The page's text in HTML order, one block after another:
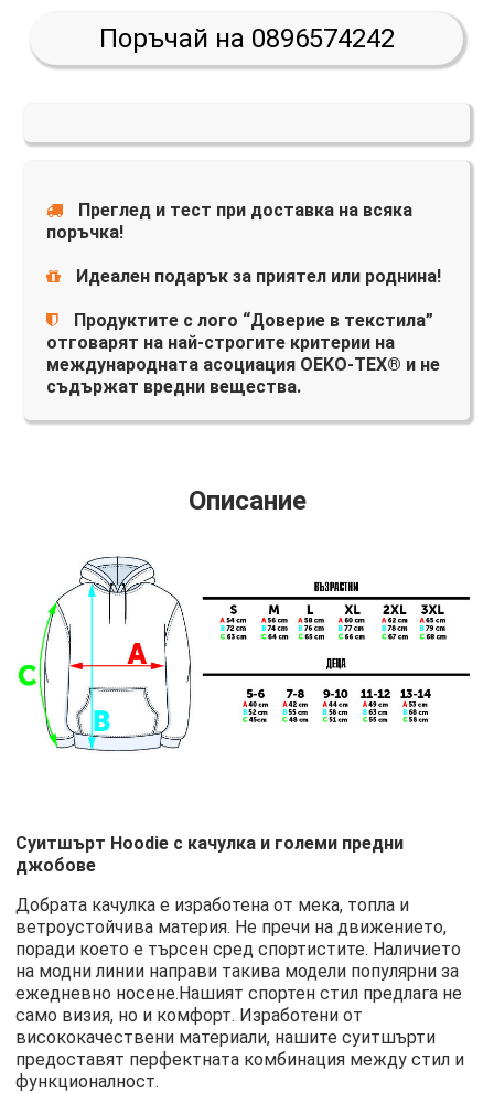
Поръчай на 0896574242
Преглед и тест при доставка на всяка
поръчка!
Идеален подарък за приятел или роднина!
Продуктите с лого “Доверие в текстила”
отговарят на най-строгите критерии на
международната асоциация OEKO-TEX® и не
съдържат вредни вещества.
Описание
Суитшърт Hoodie с качулка и големи предни
джобове
Добрата качулка е изработена от мека, топла и
ветроустойчива материя. Не пречи на движението,
поради което е търсен сред спортистите. Наличието
на модни линии направи такива модели популярни за
ежедневно носене.Нашият спортен стил предлага не
само визия, но и комфорт. Изработени от
висококачествени материали, нашите суитшърти
предоставят перфектната комбинация между стил и
функционалност.